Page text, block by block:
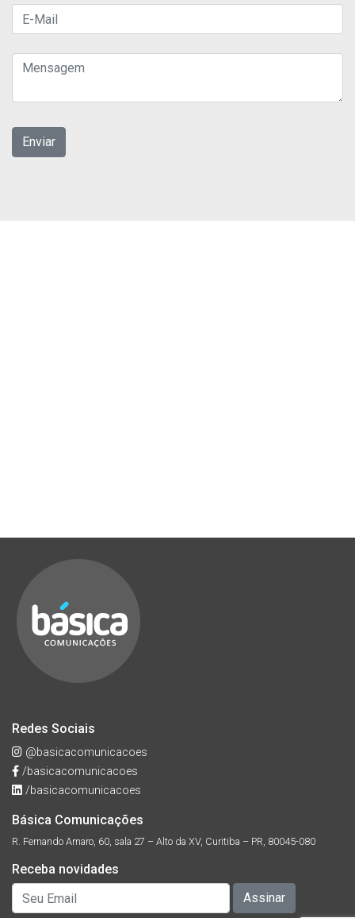
Redes Sociais
@basicacomunicacoes
/basicacomunicacoes
/basicacomunicacoes
Básica Comunicações
R. Fernando Amaro, 60, sala 27 – Alto da XV, Curitiba – PR, 80045-080
Receba novidades